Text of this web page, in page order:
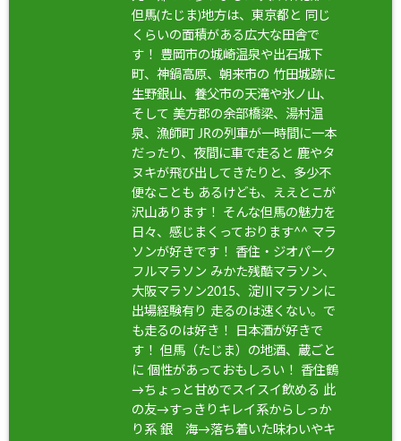
但馬(たじま)地方は、東京都と 同じ
くらいの面積がある広大な田舎で
す！ 豊岡市の城崎温泉や出石城下
町、神鍋高原、朝来市の 竹田城跡に
生野銀山、養父市の天滝や氷ノ山、
そして 美方郡の余部橋梁、湯村温
泉、漁師町 JRの列車が一時間に一本
だったり、夜間に車で走ると 鹿やタ
ヌキが飛び出してきたりと、多少不
便なことも あるけども、ええとこが
沢山あります！ そんな但馬の魅力を
日々、感じまくっております^^ マラ
ソンが好きです！ 香住・ジオパーク
フルマラソン みかた残酷マラソン、
大阪マラソン2015、淀川マラソンに
出場経験有り 走るのは速くない。で
も走るのは好き！ 日本酒が好きで
す！ 但馬（たじま）の地酒、蔵ごと
に 個性があっておもしろい！ 香住鶴
→ちょっと甘めでスイスイ飲める 此
の友→すっきりキレイ系からしっか
り系 銀 海→落ち着いた味わいやキ